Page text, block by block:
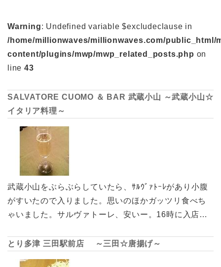
Warning: Undefined variable $excludeclause in
/home/millionwaves/millionwaves.com/public_html/
content/plugins/mwp/mwp_related_posts.php on
line 43
SALVATORE CUOMO ＆ BAR 武蔵小山 ～武蔵小山☆
イタリア料理～
武蔵小山をぶらぶらしていたら、ｻﾙｳﾞｧﾄｰﾚがあり小腹
がすいたので入りました。思いのほかガッツリ食べち
ゃいました。サルヴァトーレ、安いー。16時に入店…
とり多津 三田駅前店 ～三田☆唐揚げ～